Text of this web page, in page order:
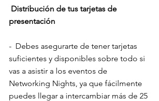
Distribución de tus tarjetas de
presentación
-  Debes asegurarte de tener tarjetas
suficientes y disponibles sobre todo si
vas a asistir a los eventos de
Networking Nights, ya que fácilmente
puedes llegar a intercambiar más de 25